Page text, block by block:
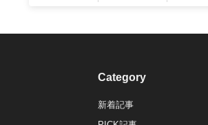
Category
新着記事